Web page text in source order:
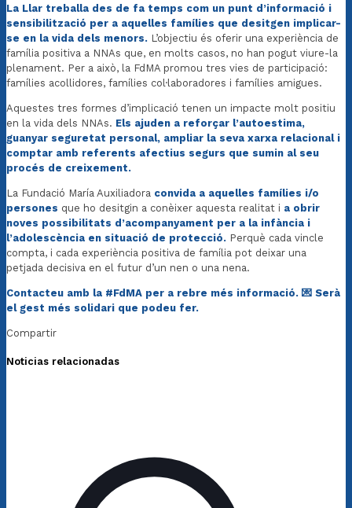
La Llar treballa des de fa temps com un punt d’informació i
sensibilització per a aquelles famílies que desitgen implicar-
se en la vida dels menors. L’objectiu és oferir una experiència de
família positiva a NNAs que, en molts casos, no han pogut viure-la
plenament. Per a això, la FdMA promou tres vies de participació:
famílies acollidores, famílies col·laboradores i famílies amigues.
Aquestes tres formes d’implicació tenen un impacte molt positiu
en la vida dels NNAs. Els ajuden a reforçar l’autoestima,
guanyar seguretat personal, ampliar la seva xarxa relacional i
comptar amb referents afectius segurs que sumin al seu
procés de creixement.
La Fundació María Auxiliadora convida a aquelles famílies i/o
persones que ho desitgin a conèixer aquesta realitat i a obrir
noves possibilitats d’acompanyament per a la infància i
l’adolescència en situació de protecció. Perquè cada vincle
compta, i cada experiència positiva de família pot deixar una
petjada decisiva en el futur d’un nen o una nena.
Contacteu amb la #FdMA per a rebre més informació. 💌 Serà
el gest més solidari que podeu fer.
Compartir
Noticias relacionadas